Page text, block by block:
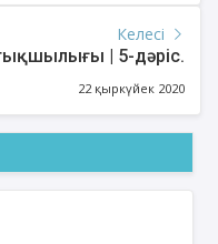
Келесі
| 5-дәріс.
22 қыркүйек 2020